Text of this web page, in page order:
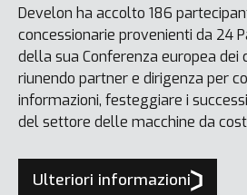
Develon ha accolto 186
concessionarie provenienti da 24
della sua Conferenza europea dei
riunendo partner e dirigenza per
informazioni, festeggiare i
del settore delle macchine da
Ulteriori informazioni